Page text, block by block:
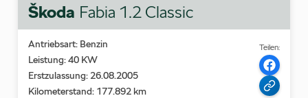
Škoda Fabia 1.2 Classic
Antriebsart: Benzin
Leistung: 40 KW
Erstzulassung: 26.08.2005
Kilometerstand: 177.892 km
Teilen: